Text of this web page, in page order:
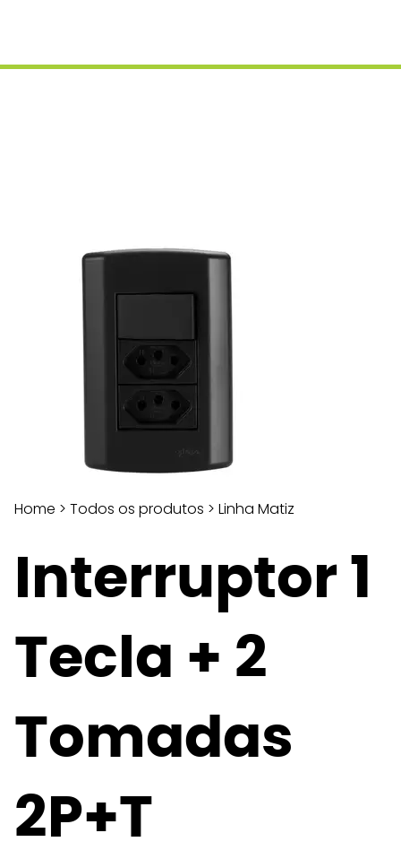
Home > Todos os produtos > Linha Matiz
Interruptor 1
Tecla + 2
Tomadas
2P+T